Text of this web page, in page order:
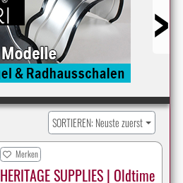
SORTIEREN: Neuste zuerst
Merken
HERITAGE SUPPLIES | Oldtime